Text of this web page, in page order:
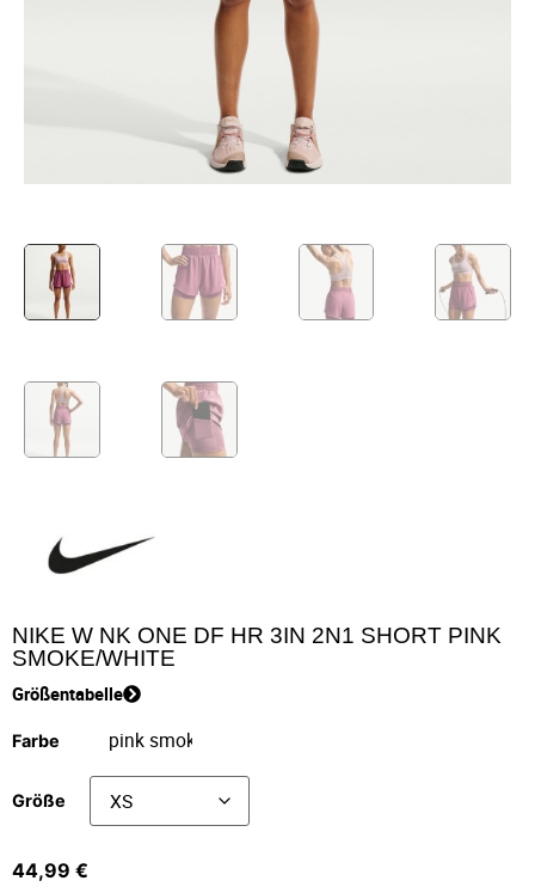
NIKE W NK ONE DF HR 3IN 2N1 SHORT PINK
SMOKE/WHITE
Größentabelle
Farbe
Größe
44,99 €